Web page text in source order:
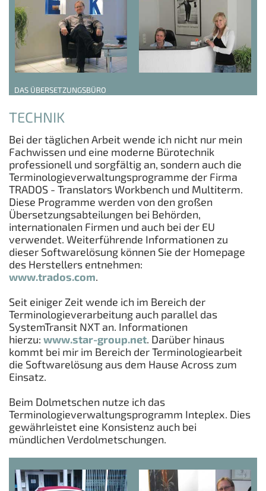
DAS ÜBERSETZUNGSBÜRO
TECHNIK
Bei der täglichen Arbeit wende ich nicht nur mein
Fachwissen und eine moderne Bürotechnik
professionell und sorgfältig an, sondern auch die
Terminologieverwaltungsprogramme der Firma
TRADOS - Translators Workbench und Multiterm.
Diese Programme werden von den großen
Übersetzungsabteilungen bei Behörden,
internationalen Firmen und auch bei der EU
verwendet. Weiterführende Informationen zu
dieser Softwarelösung können Sie der Homepage
des Herstellers entnehmen:
www.trados.com.
Seit einiger Zeit wende ich im Bereich der
Terminologieverarbeitung auch parallel das
SystemTransit NXT an. Informationen
hierzu: www.star-group.net. Darüber hinaus
kommt bei mir im Bereich der Terminologiearbeit
die Softwarelösung aus dem Hause Across zum
Einsatz.
Beim Dolmetschen nutze ich das
Terminologieverwaltungsprogramm Inteplex. Dies
gewährleistet eine Konsistenz auch bei
mündlichen Verdolmetschungen.